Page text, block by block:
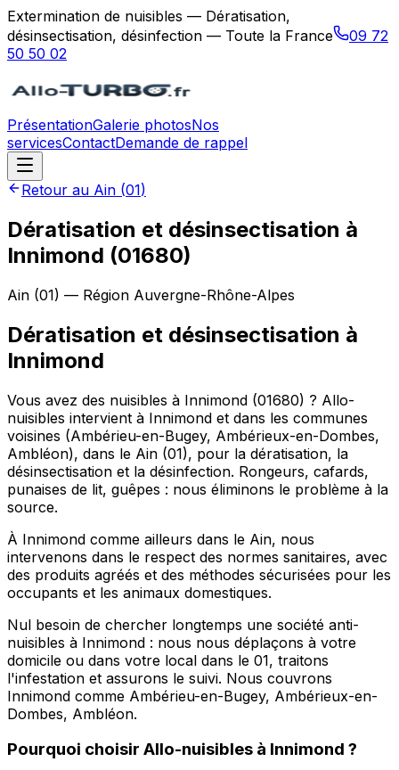
Extermination de nuisibles — Dératisation,
désinsectisation, désinfection — Toute la France
09 72
50 50 02
PrésentationGalerie photosNos
servicesContactDemande de rappel
Retour au Ain (01)
Dératisation et désinsectisation à
Innimond (01680)
Ain (01) — Région Auvergne-Rhône-Alpes
Dératisation et désinsectisation à
Innimond
Vous avez des nuisibles à Innimond (01680) ? Allo-
nuisibles intervient à Innimond et dans les communes
voisines (Ambérieu-en-Bugey, Ambérieux-en-Dombes,
Ambléon), dans le Ain (01), pour la dératisation, la
désinsectisation et la désinfection. Rongeurs, cafards,
punaises de lit, guêpes : nous éliminons le problème à la
source.
À Innimond comme ailleurs dans le Ain, nous
intervenons dans le respect des normes sanitaires, avec
des produits agréés et des méthodes sécurisées pour les
occupants et les animaux domestiques.
Nul besoin de chercher longtemps une société anti-
nuisibles à Innimond : nous nous déplaçons à votre
domicile ou dans votre local dans le 01, traitons
l'infestation et assurons le suivi. Nous couvrons
Innimond comme Ambérieu-en-Bugey, Ambérieux-en-
Dombes, Ambléon.
Pourquoi choisir Allo-nuisibles à Innimond ?